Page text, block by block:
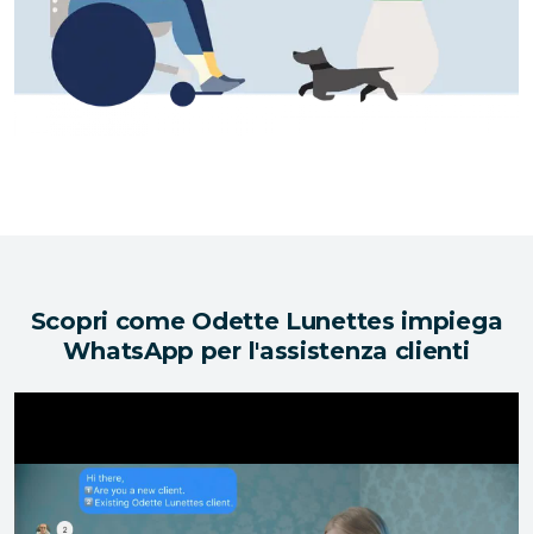
Scopri come Odette Lunettes impiega
WhatsApp per l'assistenza clienti